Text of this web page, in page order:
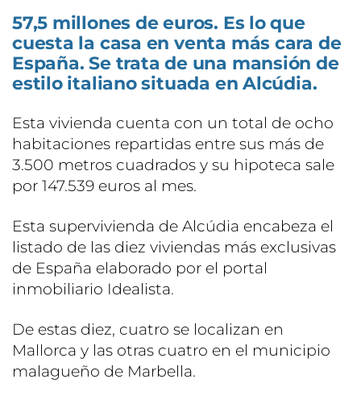
57,5 millones de euros. Es lo que
cuesta la casa en venta más cara de
España. Se trata de una mansión de
estilo italiano situada en Alcúdia.
Esta vivienda cuenta con un total de ocho
habitaciones repartidas entre sus más de
3.500 metros cuadrados y su hipoteca sale
por 147.539 euros al mes.
Esta supervivienda de Alcúdia encabeza el
listado de las diez viviendas más exclusivas
de España elaborado por el portal
inmobiliario Idealista.
De estas diez, cuatro se localizan en
Mallorca y las otras cuatro en el municipio
malagueño de Marbella.